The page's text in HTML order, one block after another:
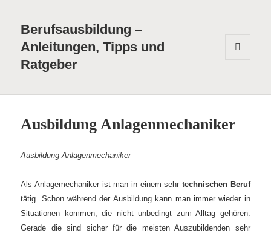
Berufsausbildung –
Anleitungen, Tipps und
Ratgeber
Ausbildung Anlagenmechaniker
Ausbildung Anlagenmechaniker
Als Anlagemechaniker ist man in einem sehr technischen Beruf
tätig. Schon während der Ausbildung kann man immer wieder in
Situationen kommen, die nicht unbedingt zum Alltag gehören.
Gerade die sind sicher für die meisten Auszubildenden sehr